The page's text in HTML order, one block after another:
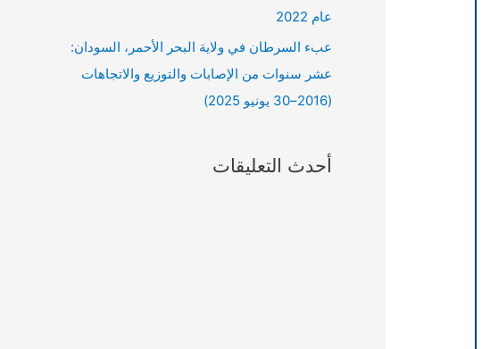
عام 2022
عبء السرطان في ولاية البحر الأحمر، السودان:
عشر سنوات من الإصابات والتوزيع والاتجاهات
(2016–30 يونيو 2025)
أحدث التعليقات